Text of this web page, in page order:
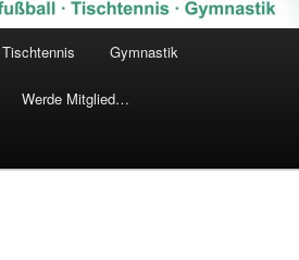
Tischtennis Gymnastik
Werde Mitglied…